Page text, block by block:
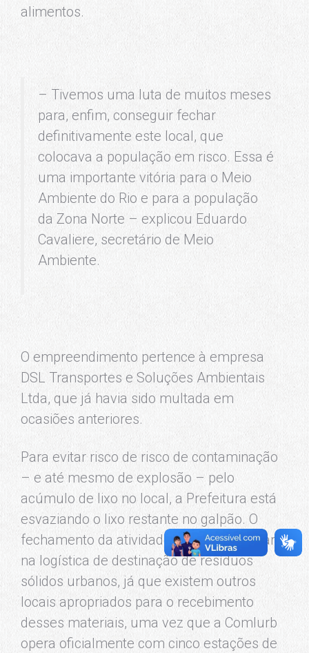
alimentos.
– Tivemos uma luta de muitos meses
para, enfim, conseguir fechar
definitivamente este local, que
colocava a população em risco. Essa é
uma importante vitória para o Meio
Ambiente do Rio e para a população
da Zona Norte – explicou Eduardo
Cavaliere, secretário de Meio
Ambiente.
O empreendimento pertence à empresa
DSL Transportes e Soluções Ambientais
Ltda, que já havia sido multada em
ocasiões anteriores.
Para evitar risco de risco de contaminação
– e até mesmo de explosão – pelo
acúmulo de lixo no local, a Prefeitura está
esvaziando o lixo restante no galpão. O
fechamento da atividade não vai impactar
na logística de destinação de resíduos
sólidos urbanos, já que existem outros
locais apropriados para o recebimento
desses materiais, uma vez que a Comlurb
opera oficialmente com cinco estações de